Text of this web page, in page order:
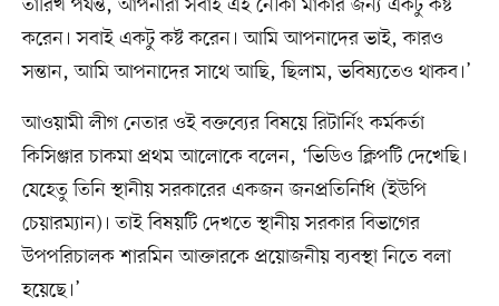
তারিখ পর্যন্ত, আপনারা সবাই এই নৌকা মার্কার জন্য একটু কষ্ট
করেন। সবাই একটু কষ্ট করেন। আমি আপনাদের ভাই, কারও
সন্তান, আমি আপনাদের সাথে আছি, ছিলাম, ভবিষ্যতেও থাকব।’
আওয়ামী লীগ নেতার ওই বক্তব্যের বিষয়ে রিটার্নিং কর্মকর্তা
কিসিঞ্জার চাকমা প্রথম আলোকে বলেন, ‘ভিডিও ক্লিপটি দেখেছি।
যেহেতু তিনি স্থানীয় সরকারের একজন জনপ্রতিনিধি (ইউপি
চেয়ারম্যান)। তাই বিষয়টি দেখতে স্থানীয় সরকার বিভাগের
উপপরিচালক শারমিন আক্তারকে প্রয়োজনীয় ব্যবস্থা নিতে বলা
হয়েছে।’